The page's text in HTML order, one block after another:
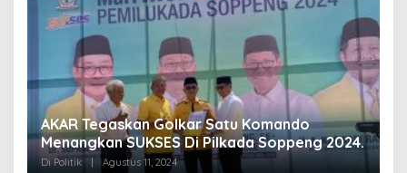
AKAR Tegaskan Golkar Satu Komando
Menangkan SUKSES Di Pilkada Soppeng 2024.
Di Politik Agustus 11, 2024